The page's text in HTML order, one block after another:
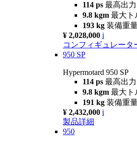
114 ps 最高出力
9.8 kgm 最大ト
193 kg 装備重
¥ 2,028,000 i
コンフィギュレータ
950 SP
Hypermotard 950 SP
114 ps 最高出力
9.8 kgm 最大ト
191 kg 装備重
¥ 2,432,000 i
製品詳細
950